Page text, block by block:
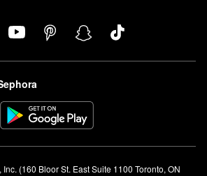
(160 Bloor St. East Suite 1100 Toronto, ON